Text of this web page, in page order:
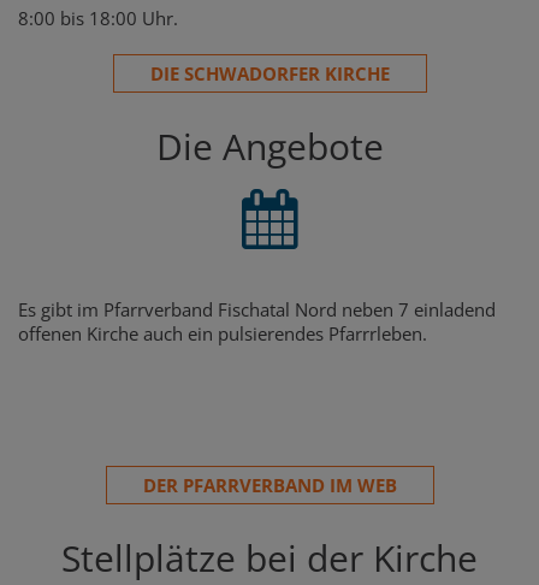
8:00 bis 18:00 Uhr.
DIE SCHWADORFER KIRCHE
Die Angebote
Es gibt im Pfarrverband Fischatal Nord neben 7 einladend
offenen Kirche auch ein pulsierendes Pfarrrleben.
DER PFARRVERBAND IM WEB
Stellplätze bei der Kirche